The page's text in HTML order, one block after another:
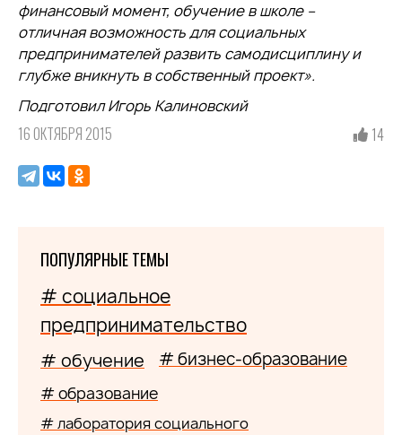
финансовый момент, обучение в школе –
отличная возможность для социальных
предпринимателей развить самодисциплину и
глубже вникнуть в собственный проект».
Подготовил Игорь Калиновский
16 ОКТЯБРЯ 2015 14
ПОПУЛЯРНЫЕ ТЕМЫ
# социальное
предпринимательство
# обучение # бизнес-образование
# образование
# лаборатория социального